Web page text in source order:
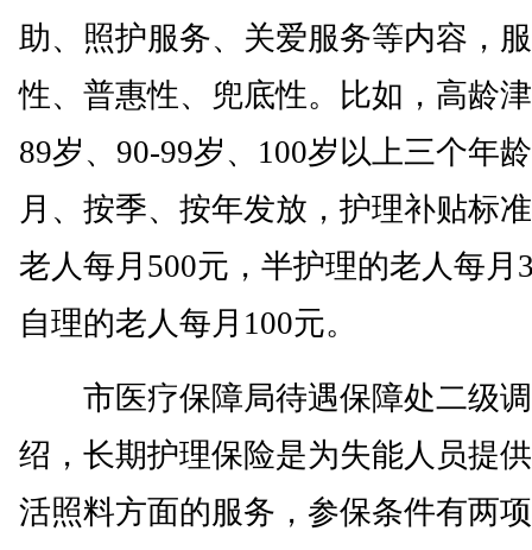
助、照护服务、关爱服务等内容，
性、普惠性、兜底性。比如，高龄
89岁、90-99岁、100岁以上三个年
月、按季、按年发放，护理补贴标
老人每月500元，半护理的老人每月
自理的老人每月100元。
市医疗保障局待遇保障处二级调
绍，长期护理保险是为失能人员提
活照料方面的服务，参保条件有两